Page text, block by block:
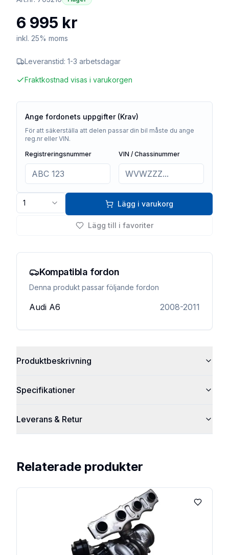
6 995 kr
inkl. 25% moms
Leveranstid: 1-3 arbetsdagar
Fraktkostnad visas i varukorgen
Ange fordonets uppgifter (Krav)
För att säkerställa att delen passar din bil måste du ange
reg.nr eller VIN.
Registreringsnummer
VIN / Chassinummer
1 Lägg i varukorg
Lägg till i favoriter
Kompatibla fordon
Denna produkt passar följande fordon
Audi A6 2008-2011
Produktbeskrivning
Specifikationer
Leverans & Retur
Relaterade produkter
Lägg till